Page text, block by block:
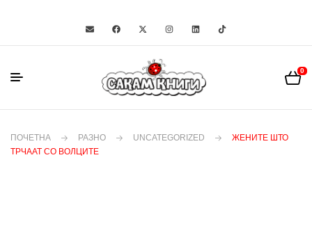
0
ПОЧЕТНА РАЗНО UNCATEGORIZED
ЖЕНИТЕ ШТО
ТРЧААТ СО ВОЛЦИТЕ